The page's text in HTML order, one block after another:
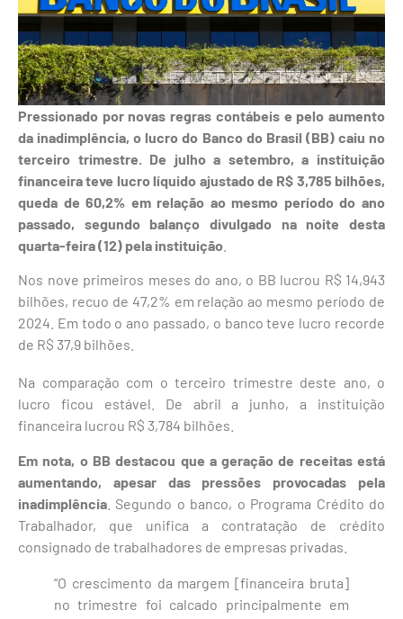
Pressionado por novas regras contábeis e pelo aumento
da inadimplência, o lucro do Banco do Brasil (BB) caiu no
terceiro trimestre. De julho a setembro, a instituição
financeira teve lucro líquido ajustado de R$ 3,785 bilhões,
queda de 60,2% em relação ao mesmo período do ano
passado, segundo balanço divulgado na noite desta
quarta-feira (12) pela instituição
Nos nove primeiros meses do ano, o BB lucrou R$ 14,943
bilhões, recuo de 47,2% em relação ao mesmo período de
2024. Em todo o ano passado, o banco teve lucro recorde
de R$ 37,9 bilhões.
Na comparação com o terceiro trimestre deste ano, o
lucro ficou estável. De abril a junho, a instituição
financeira lucrou R$ 3,784 bilhões.
Em nota, o BB destacou que a geração de receitas está
aumentando, apesar das pressões provocadas pela
inadimplência . Segundo o banco, o Programa Crédito do
Trabalhador, que unifica a contratação de crédito
consignado de trabalhadores de empresas privadas.
“O crescimento da margem [financeira bruta]
no trimestre foi calcado principalmente em